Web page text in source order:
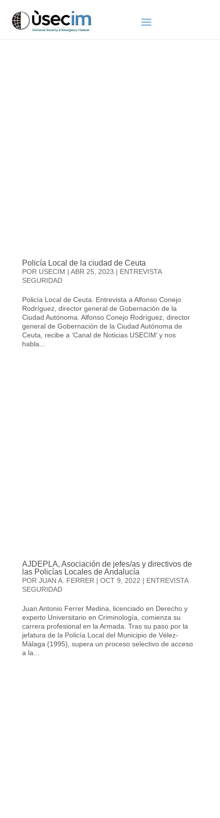
Policía Local de la ciudad de Ceuta
POR USECIM | ABR 25, 2023 | ENTREVISTA
SEGURIDAD
Policía Local de Ceuta. Entrevista a Alfonso Conejo
Rodríguez, director general de Gobernación de la
Ciudad Autónoma. Alfonso Conejo Rodríguez, director
general de Gobernación de la Ciudad Autónoma de
Ceuta, recibe a ‘Canal de Noticias USECIM’ y nos
habla...
AJDEPLA, Asociación de jefes/as y directivos de
las Policías Locales de Andalucía
POR JUAN A. FERRER | OCT 9, 2022 | ENTREVISTA
SEGURIDAD
Juan Antonio Ferrer Medina, licenciado en Derecho y
experto Universitario en Criminología, comienza su
carrera profesional en la Armada. Tras su paso por la
jefatura de la Policía Local del Municipio de Vélez-
Málaga (1995), supera un proceso selectivo de acceso
a la...